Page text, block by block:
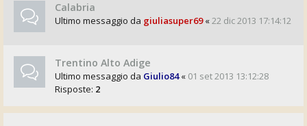
Calabria
Ultimo messaggio da giuliasuper69«22 dic 2013 17:14:12
Trentino Alto Adige
Ultimo messaggio da Giulio84« 01 set 2013 13:12:28
Risposte: 2